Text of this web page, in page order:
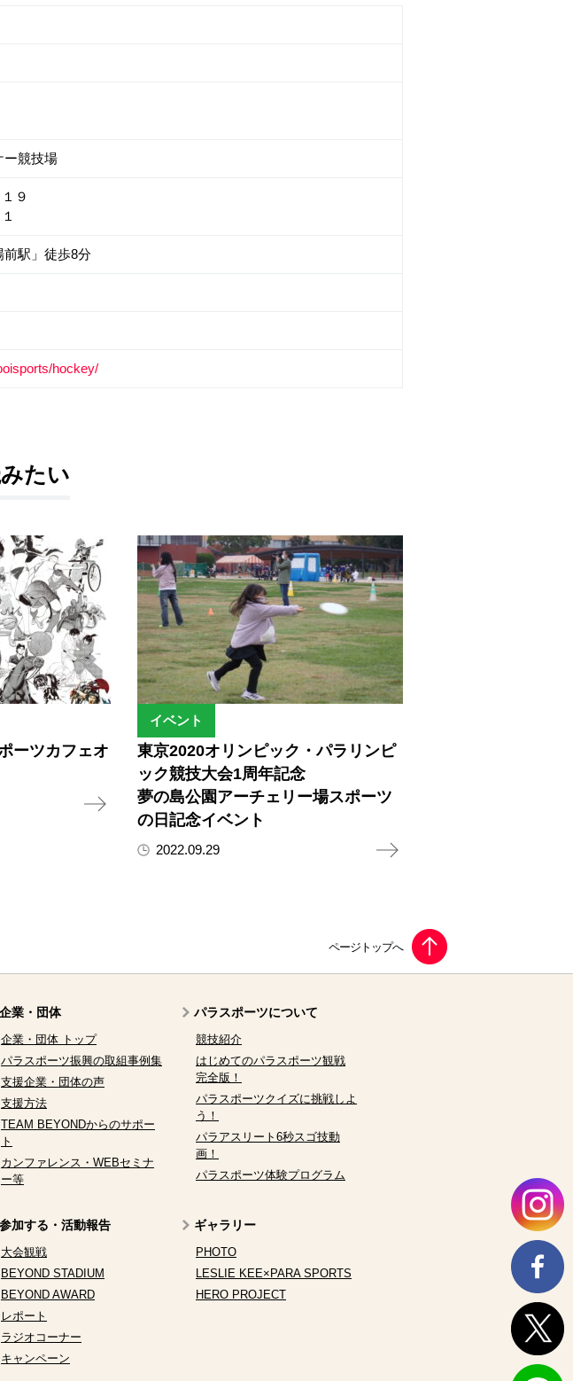
ー競技場
９
前駅」徒歩8分
hockey/
たい
ーツカフェオ
イベント
東京2020オリンピック・パラリンピ
ック競技大会1周年記念
夢の島公園アーチェリー場スポーツ
の日記念イベント
2022.09.29
企業・団体
企業・団体 トップ
パラスポーツ振興の取組事例集
支援企業・団体の声
支援方法
TEAM BEYONDからのサポー
ト
カンファレンス・WEBセミナ
ー等
パラスポーツについて
競技紹介
はじめてのパラスポーツ観戦
完全版！
パラスポーツクイズに挑戦しよ
う！
パラアスリート6秒スゴ技動
画！
パラスポーツ体験プログラム
参加する・活動報告
大会観戦
BEYOND STADIUM
BEYOND AWARD
レポート
ラジオコーナー
キャンペーン
ギャラリー
PHOTO
LESLIE KEE×PARA SPORTS
HERO PROJECT